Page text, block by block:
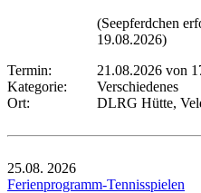
(Seepferdchen
19.08.2026)
Termin:
21.08.2026 von
Kategorie:
Verschiedenes
Ort:
DLRG Hütte,
25.08. 2026
Ferienprogramm-Tennisspielen